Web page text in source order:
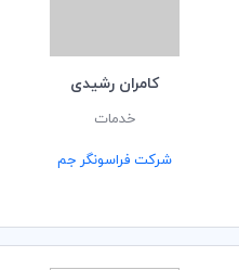
کامران رشیدی
خدمات
شرکت فراسونگر جم